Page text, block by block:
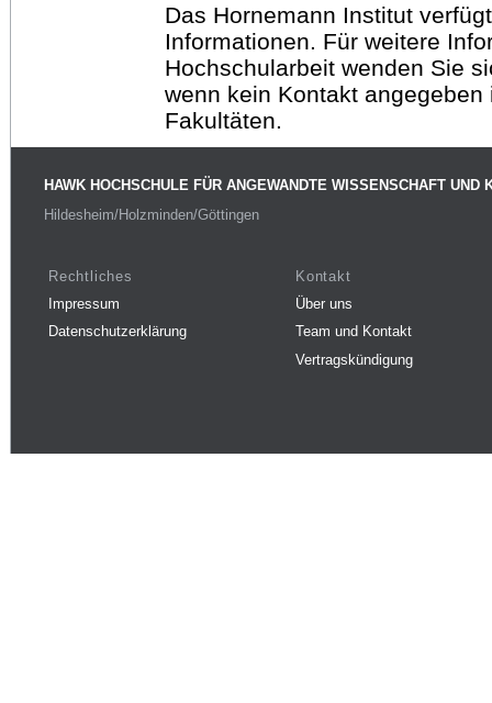
Das Hornemann Institut
Informationen. Für weitere
Hochschularbeit wenden Sie
wenn kein Kontakt
Fakultäten.
HAWK HOCHSCHULE FÜR ANGEWANDTE WISSENSCHAFT UND
Hildesheim/Holzminden/Göttingen
Rechtliches
Impressum
Datenschutzerklärung
Kontakt
Über uns
Team und Kontakt
Vertragskündigung